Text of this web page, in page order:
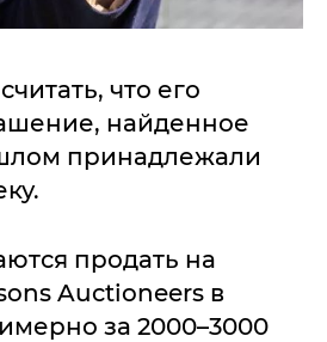
что его
найденное
принадлежали
продать на
Auctioneers в
за 2000–3000